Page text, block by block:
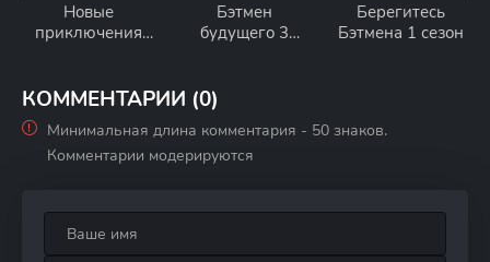
Новые
приключения
Бэтмен
будущего 3
Берегитесь
Бэтмена 1 сезон
КОММЕНТАРИИ (0)
Минимальная длина комментария - 50 знаков.
Комментарии модерируются